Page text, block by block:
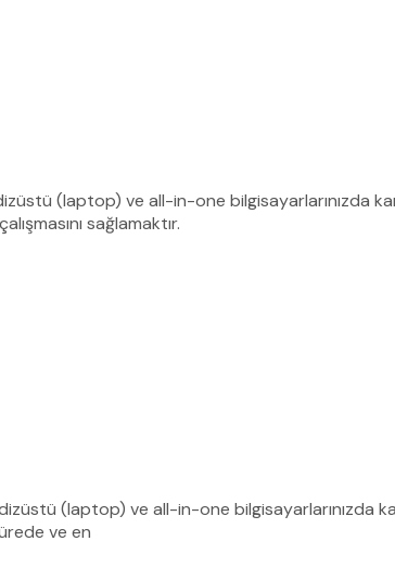
(laptop) ve all-in-one bilgisayarlarınızda
sağlamaktır.
(laptop) ve all-in-one bilgisayarlarınızda
ve en